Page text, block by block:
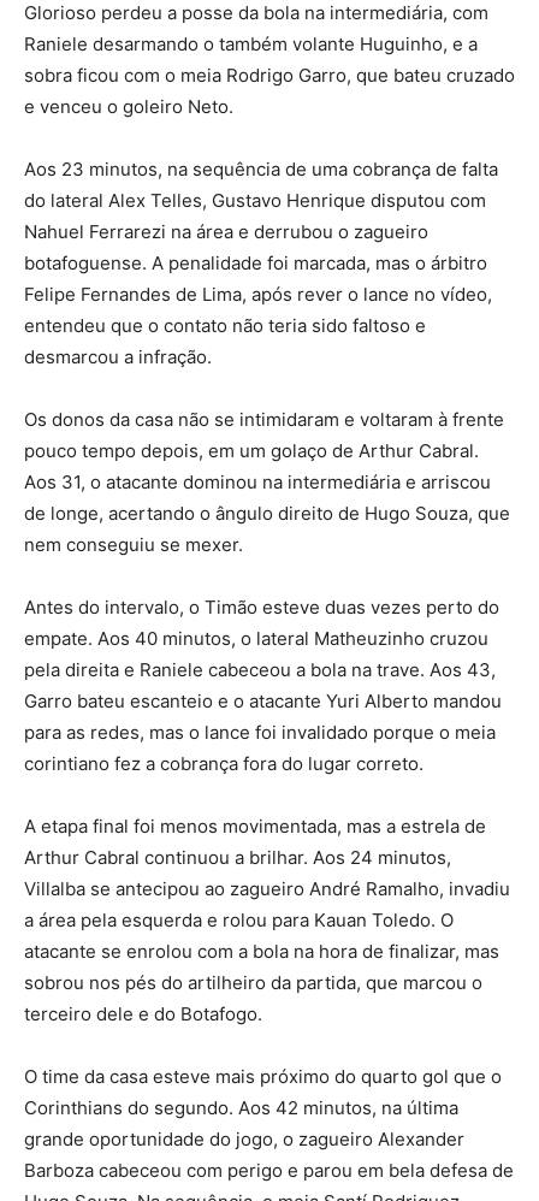
Glorioso perdeu a posse da bola na intermediária, com
Raniele desarmando o também volante Huguinho, e a
sobra ficou com o meia Rodrigo Garro, que bateu cruzado
e venceu o goleiro Neto.
Aos 23 minutos, na sequência de uma cobrança de falta
do lateral Alex Telles, Gustavo Henrique disputou com
Nahuel Ferrarezi na área e derrubou o zagueiro
botafoguense. A penalidade foi marcada, mas o árbitro
Felipe Fernandes de Lima, após rever o lance no vídeo,
entendeu que o contato não teria sido faltoso e
desmarcou a infração.
Os donos da casa não se intimidaram e voltaram à frente
pouco tempo depois, em um golaço de Arthur Cabral.
Aos 31, o atacante dominou na intermediária e arriscou
de longe, acertando o ângulo direito de Hugo Souza, que
nem conseguiu se mexer.
Antes do intervalo, o Timão esteve duas vezes perto do
empate. Aos 40 minutos, o lateral Matheuzinho cruzou
pela direita e Raniele cabeceou a bola na trave. Aos 43,
Garro bateu escanteio e o atacante Yuri Alberto mandou
para as redes, mas o lance foi invalidado porque o meia
corintiano fez a cobrança fora do lugar correto.
A etapa final foi menos movimentada, mas a estrela de
Arthur Cabral continuou a brilhar. Aos 24 minutos,
Villalba se antecipou ao zagueiro André Ramalho, invadiu
a área pela esquerda e rolou para Kauan Toledo. O
atacante se enrolou com a bola na hora de finalizar, mas
sobrou nos pés do artilheiro da partida, que marcou o
terceiro dele e do Botafogo.
O time da casa esteve mais próximo do quarto gol que o
Corinthians do segundo. Aos 42 minutos, na última
grande oportunidade do jogo, o zagueiro Alexander
Barboza cabeceou com perigo e parou em bela defesa de